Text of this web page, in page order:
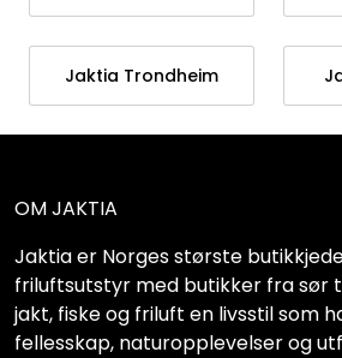
Jaktia Trondheim
OM JAKTIA
Jaktia er Norges største
friluftsutstyr med butikker fra sør
jakt, fiske og friluft en livsstil som
fellesskap, naturopplevelser og